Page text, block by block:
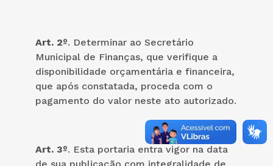
Art. 2º. Determinar ao Secretário
Municipal de Finanças, que verifique a
disponibilidade orçamentária e financeira,
que após constatada, proceda com o
pagamento do valor neste ato autorizado.
Art. 3º. Esta portaria entra vigor na data